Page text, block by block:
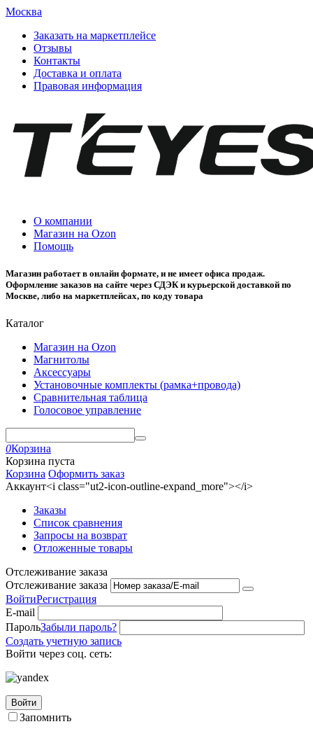
Москва
Заказать на маркетплейсе
Отзывы
Контакты
Доставка и оплата
Правовая информация
О компании
Магазин на Ozon
Помощь
Магазин работает в онлайн формате, и не имеет офиса продаж.
Оформление заказов на сайте через СДЭК и курьерской доставкой по
Москве, либо на маркетплейсах, по коду товара
Каталог
Магазин на Ozon
Магнитолы
Аксессуары
Установочные комплекты (рамка+провода)
Сравнительная таблица
Голосовое управление
0Корзина
Корзина пуста
Корзина Оформить заказ
Аккаунт<i class="ut2-icon-outline-expand_more"></i>
Заказы
Список сравнения
Запросы на возврат
Отложенные товары
Отслеживание заказа
Отслеживание заказа
ВойтиРегистрация
E-mail
ПарольЗабыли пароль?
Создать учетную запись
Войти через соц. сеть:
Войти
Запомнить